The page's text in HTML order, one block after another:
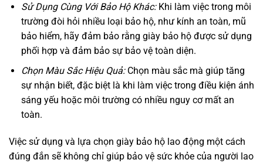
Sử Dụng Cùng Với Bảo Hộ Khác:Khi làm việc trong môi
trường đòi hỏi nhiều loại bảo hộ, như kính an toàn, mũ
bảo hiểm, hãy đảm bảo rằng giày bảo hộ được sử dụng
phối hợp và đảm bảo sự bảo vệ toàn diện.
Chọn Màu Sắc Hiệu Quả:Chọn màu sắc mà giúp tăng
sự nhận biết, đặc biệt là khi làm việc trong điều kiện ánh
sáng yếu hoặc môi trường có nhiều nguy cơ mất an
toàn.
Việc sử dụng và lựa chọn giày bảo hộ lao động một cách
đúng đắn sẽ không chỉ giúp bảo vệ sức khỏe của người lao